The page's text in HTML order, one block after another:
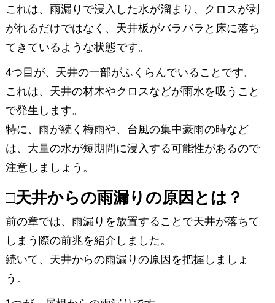
これは、雨漏りで浸入した水が溜まり、クロスが剥
がれるだけではなく、天井板がバラバラと床に落ち
てきているような状態です。
4つ目が、天井の一部がふくらんでいることです。
これは、天井の材木やクロスなどが雨水を吸うこと
で発生します。
特に、雨が続く梅雨や、台風の集中豪雨の時など
は、大量の水が短期間に浸入する可能性があるので
注意しましょう。
□天井からの雨漏りの原因とは？
前の章では、雨漏りを放置することで天井が落ちて
しまう際の前兆を紹介しました。
続いて、天井からの雨漏りの原因を把握しましょ
う。